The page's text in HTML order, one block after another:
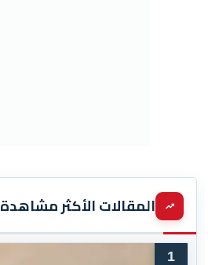
المقالات الأكثر مشاهدة
1